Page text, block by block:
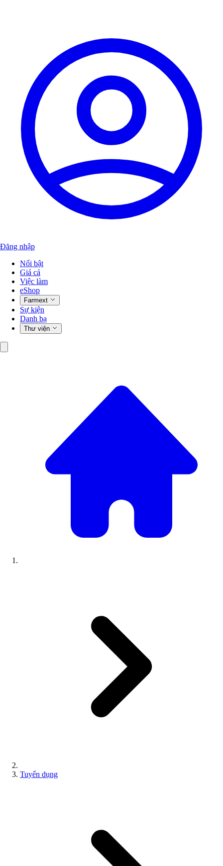
Đăng nhập
Nổi bật
Giá cả
Việc làm
eShop
Farmext
Sự kiện
Danh bạ
Thư viện
Tuyển dụng